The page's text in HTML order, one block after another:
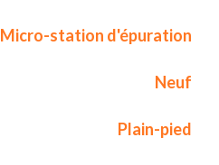
Micro-station d'épuration
Neuf
Plain-pied